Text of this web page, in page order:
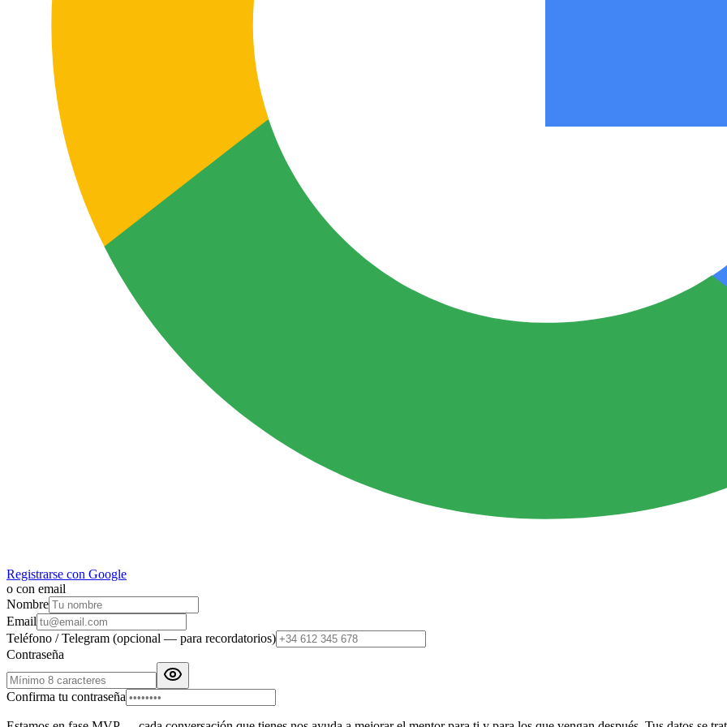
Registrarse con Google
o con email
Nombre
Email
Teléfono / Telegram (opcional — para recordatorios)
Contraseña
Confirma tu contraseña